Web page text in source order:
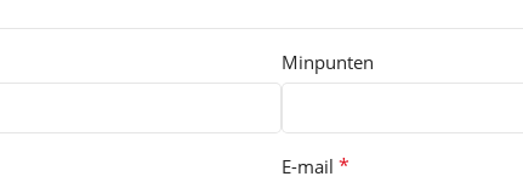
Minpunten
E-mail *